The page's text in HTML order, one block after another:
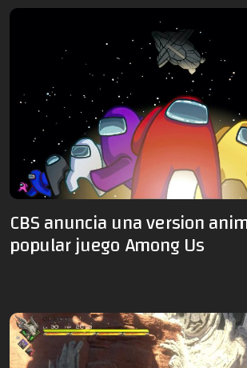
CBS anuncia una version
popular juego Among Us